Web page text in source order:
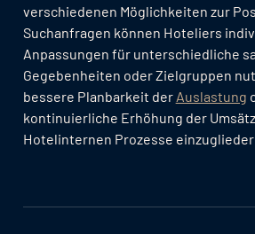
verschiedenen Möglichkeiten zur
Suchanfragen können Hoteliers
Anpassungen für unterschiedliche
Gegebenheiten oder Zielgruppen
bessere Planbarkeit der Auslastung
kontinuierliche Erhöhung der
Hotelinternen Prozesse